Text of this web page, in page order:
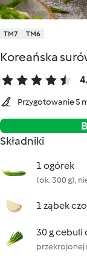
TM7 TM6
Koreańska
Przygotowanie 5
Składniki
1 ogórek
(ok. 300 g),
1 ząbek
30 g cebuli
przekrojonej